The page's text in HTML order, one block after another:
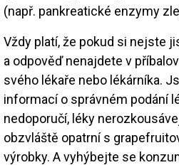
(např. pankreatické enzymy
Vždy platí, že pokud si nejste
a odpověď nenajdete v
svého lékaře nebo lékárníka.
informací o správném podání
nedoporučí, léky
obzvláště opatrní s
výrobky. A vyhýbejte se